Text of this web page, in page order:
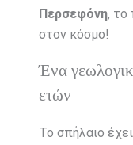
Περσεφόνη, το
στον κόσμο!
Ένα
ετών
Το σπήλαιο